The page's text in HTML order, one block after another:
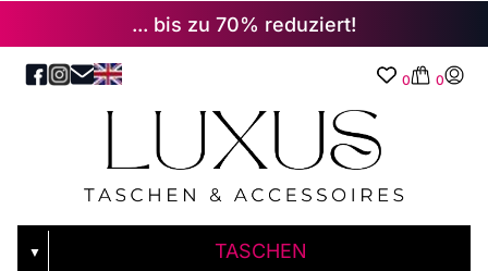
... bis zu 70% reduziert!
0 0
▼ TASCHEN